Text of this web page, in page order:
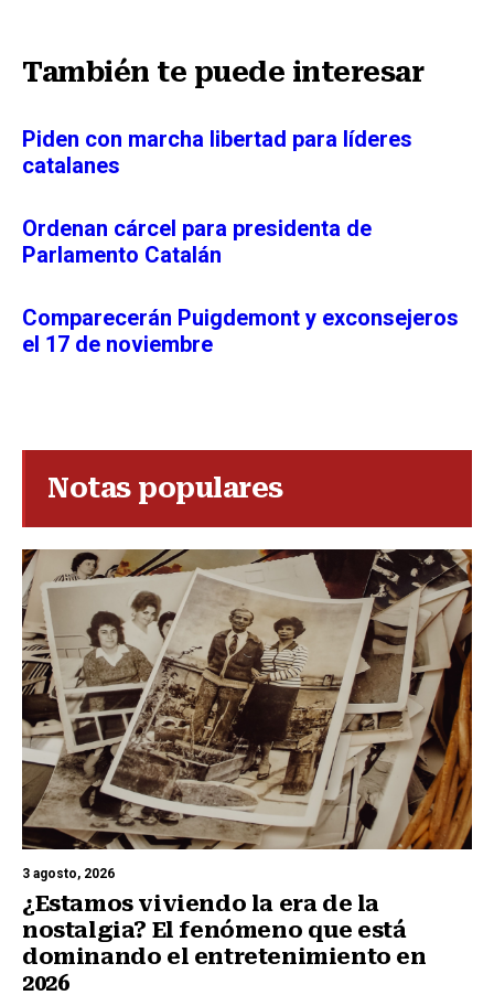
También te puede interesar
Piden con marcha libertad para líderes
catalanes
Ordenan cárcel para presidenta de
Parlamento Catalán
Comparecerán Puigdemont y exconsejeros
el 17 de noviembre
Notas populares
3 agosto, 2026
¿Estamos viviendo la era de la
nostalgia? El fenómeno que está
dominando el entretenimiento en
2026